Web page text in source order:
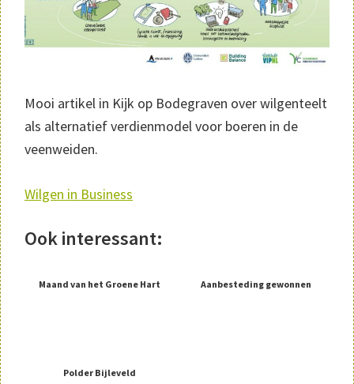
Mooi artikel in Kijk op Bodegraven over wilgenteelt
als alternatief verdienmodel voor boeren in de
veenweiden.
Wilgen in Business
Ook interessant:
Maand van het Groene Hart Aanbesteding gewonnen
Polder Bijleveld